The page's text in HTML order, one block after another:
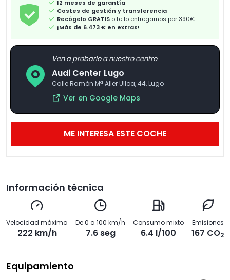
12 meses de garantía
Costes de gestión y transferencia
Recógelo GRATIS o te lo entregamos por 390€
¡Más de 6.473 € en extras!
Ven a probarlo a nuestro centro
Audi Center Lugo
Calle Ramón Mª Aller Ulloa, 44, Lugo
Ver en Google Maps
ME INTERESA ESTE COCHE
Información técnica
Velocidad máxima
222 km/h
De 0 a 100 km/h
7.6 seg
Consumo mixto
6.4 l/100
Emisiones
167 CO2
Equipamiento